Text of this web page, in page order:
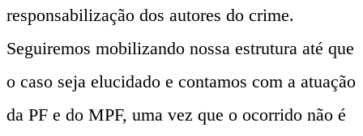
responsabilização dos autores do crime.
Seguiremos mobilizando nossa estrutura até que
o caso seja elucidado e contamos com a atuação
da PF e do MPF, uma vez que o ocorrido não é